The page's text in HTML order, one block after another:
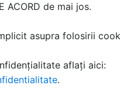
ACORD de mai jos.
asupra folosirii
aflați aici:
.